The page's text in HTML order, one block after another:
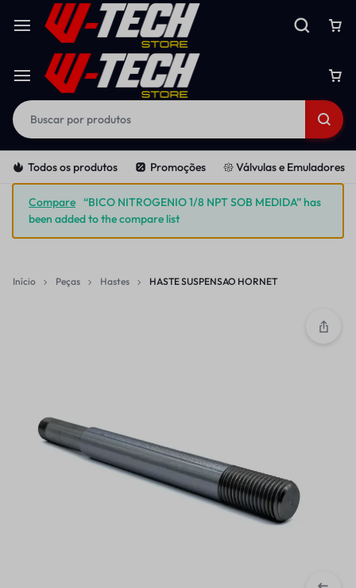
Todos os produtos Promoções 𑁍 Válvulas e Emuladores
Compare “BICO NITROGENIO 1/8 NPT SOB MEDIDA” has
been added to the compare list
Início Peças Hastes HASTE SUSPENSAO HORNET